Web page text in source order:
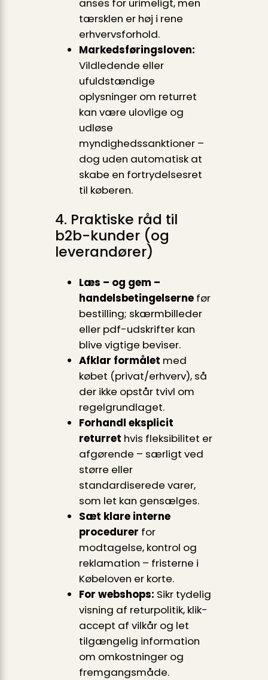
anses for urimeligt, men
tærsklen er høj i rene
erhvervsforhold.
Markedsføringsloven:
Vildledende eller
ufuldstændige
oplysninger om returret
kan være ulovlige og
udløse
myndighedssanktioner –
dog uden automatisk at
skabe en fortrydelsesret
til køberen.
4. Praktiske råd til
b2b-kunder (og
leverandører)
Læs – og gem –
handelsbetingelsernefør
bestilling; skærmbilleder
eller pdf-udskrifter kan
blive vigtige beviser.
Afklar formålet med
købet (privat/erhverv), så
der ikke opstår tvivl om
regelgrundlaget.
Forhandl eksplicit
returret hvis fleksibilitet er
afgørende – særligt ved
større eller
standardiserede varer,
som let kan gensælges.
Sæt klare interne
procedurer for
modtagelse, kontrol og
reklamation – fristerne i
Købeloven er korte.
For webshops: Sikr tydelig
visning af returpolitik, klik-
accept af vilkår og let
tilgængelig information
om omkostninger og
fremgangsmåde.